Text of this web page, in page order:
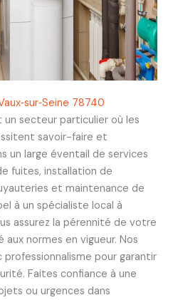
78740
un secteur particulier où les
savoir-faire et
un large éventail de services
fuites, installation de
et maintenance de
à un spécialiste local à
assurez la pérennité de votre
normes en vigueur. Nos
pour garantir
Faites confiance à une
ou urgences dans